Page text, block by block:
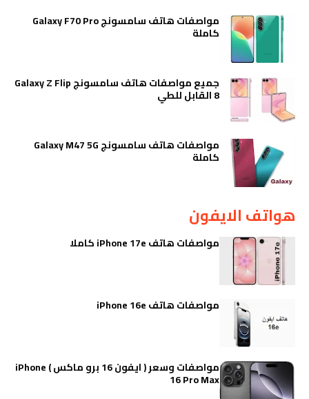
مواصفات هاتف سامسونج Galaxy F70 Pro
كاملة
جميع مواصفات هاتف سامسونج Galaxy Z Flip
8 القابل للطي
مواصفات هاتف سامسونج Galaxy M47 5G
كاملة
هواتف الايفون
مواصفات هاتف iPhone 17e كاملا
مواصفات هاتف iPhone 16e
مواصفات وسعر ( ايفون 16 برو ماكس ) iPhone
16 Pro Max